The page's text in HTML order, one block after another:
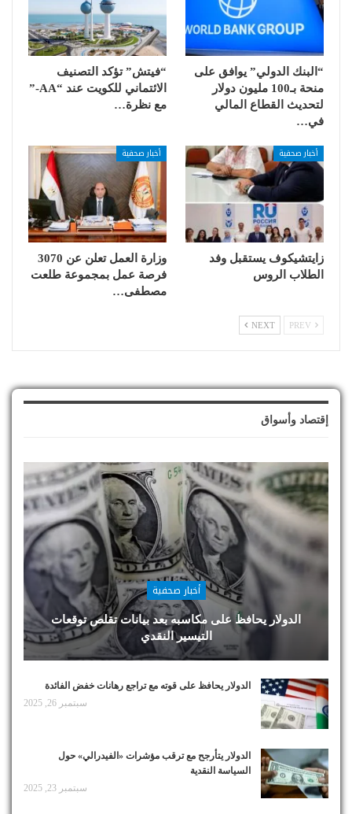
“البنك الدولي” يوافق على
منحة بـ100 مليون دولار
لتحديث القطاع المالي
في…
“فيتش” تؤكد التصنيف
الائتماني للكويت عند “AA-”
مع نظرة…
أخبار صحفية
زايتشيكوف يستقبل وفد
الطلاب الروس
أخبار صحفية
وزارة العمل تعلن عن 3070
فرصة عمل بمجموعة طلعت
مصطفى…
NEXT
إقتصاد وأسواق
أخبار صحفية
الدولار يحافظ على مكاسبه بعد بيانات تقلص توقعات
التيسير النقدي
الدولار يحافظ على قوته مع تراجع رهانات خفض الفائدة
سبتمبر 26, 2025
الدولار يتأرجح مع ترقب مؤشرات «الفيدرالي» حول
السياسة النقدية
سبتمبر 23, 2025